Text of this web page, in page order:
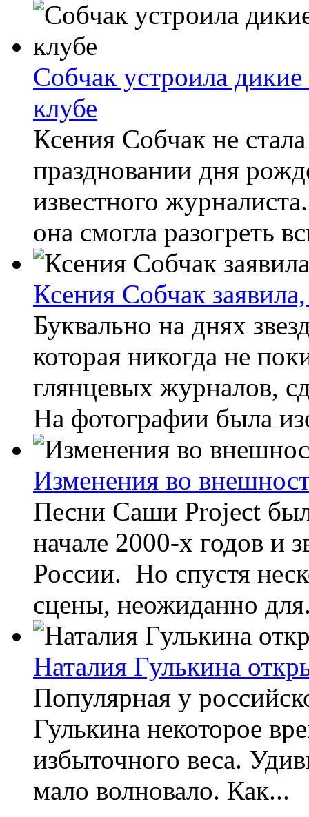
Собчак устроила
клубе
Ксения Собчак не
праздновании дня
известного
она смогла разогреть
Ксения Собчак
Буквально на днях
которая никогда не
глянцевых журналов,
На фотографии была
Изменения во
Песни Саши Project
начале 2000-х годов и
России. Но спустя
сцены, неожиданно
Наталия Гулькина
Популярная у
Гулькина некоторое
избыточного веса.
мало волновало. Как...